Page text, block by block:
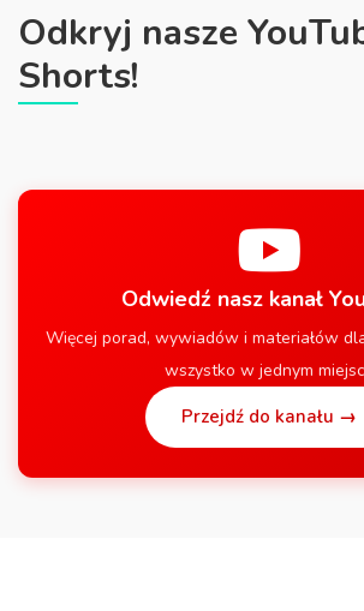
Odkryj nasze
Shorts!
Odwiedź nasz kanał
Więcej porad, wywiadów i materiałów
wszystko w jednym
Przejdź do kanału →